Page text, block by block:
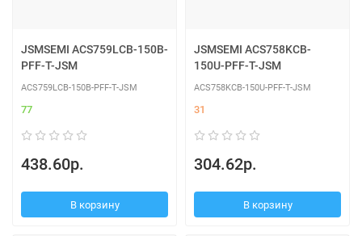
JSMSEMI ACS759LCB-150B-
PFF-T-JSM
ACS759LCB-150B-PFF-T-JSM
77
438.60р.
В корзину
JSMSEMI ACS758KCB-
150U-PFF-T-JSM
ACS758KCB-150U-PFF-T-JSM
31
304.62р.
В корзину